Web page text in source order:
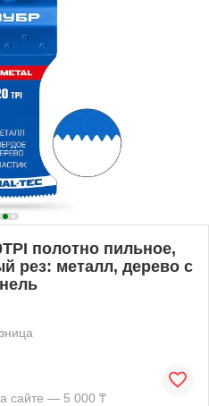
полотно пильное,
рез: металл, дерево с
сайте — 5 000 ₸